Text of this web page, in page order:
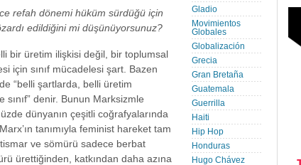
refah dönemi hüküm sürdüğü için
edildiğini mi düşünüyorsunuz?
bir üretim ilişkisi değil, bir toplumsal
için sınıf mücadelesi şart. Bazen
“belli şartlarda, belli üretim
denir. Bunun Marksizmle
dünyanın çeşitli coğrafyalarında
tanımıyla feminist hareket tam
ve sömürü sadece berbat
ürettiğinden, katkından daha azına
Gladio
Movimientos
Globales
Globalización
Grecia
Gran Bretaña
Guatemala
Guerrilla
Haiti
Hip Hop
Honduras
Hugo Chávez